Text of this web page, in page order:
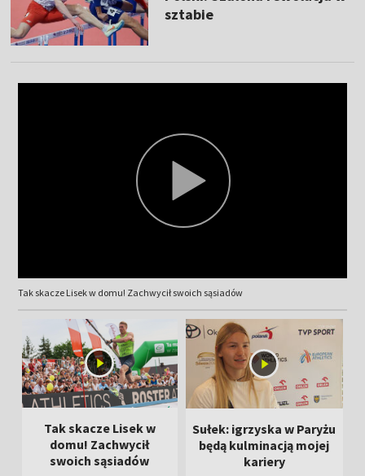
sztabie
Tak skacze Lisek w domu! Zachwycił swoich sąsiadów
Tak skacze Lisek w
domu! Zachwycił
swoich sąsiadów
Sułek: igrzyska w Paryżu
będą kulminacją mojej
kariery